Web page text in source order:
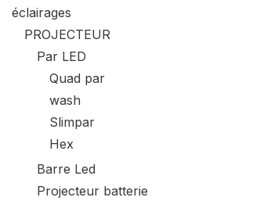
éclairages
PROJECTEUR
Par LED
Quad par
wash
Slimpar
Hex
Barre Led
Projecteur batterie